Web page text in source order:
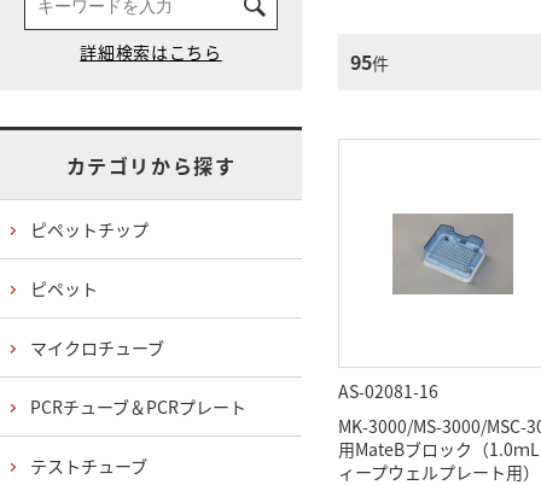
95件
AS-02081-16
MK-3000/MS-3000/MSC-
用MateBブロック（1.0ｍ
ィープウェルプレート用）
カテゴリから探す
ピペットチップ
ピペット
マイクロチューブ
PCRチューブ＆PCRプレート
テストチューブ